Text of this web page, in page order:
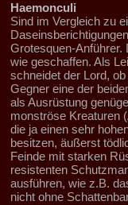
Haemonculi
Sind im Vergleich zu
Grotesquen-Anführer.
wie geschaffen. Als
schneidet der Lord,
Gegner eine der
als Ausrüstung
monströse Kreaturen
die ja einen sehr
besitzen, äußerst
Feinde mit starken
resistenten
ausführen, wie z.B.
nicht ohne